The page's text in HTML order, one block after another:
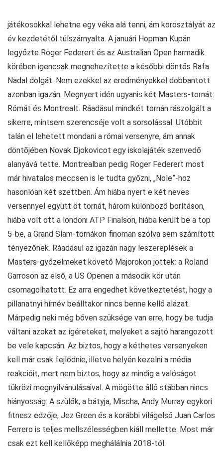
játékosokkal lehetne egy véka alá tenni, ám korosztályát az
év kezdetétől túlszárnyalta. A januári Hopman Kupán
legyőzte Roger Federert és az Australian Open harmadik
körében igencsak megnehezítette a későbbi döntős Rafa
Nadal dolgát. Nem ezekkel az eredményekkel dobbantott
azonban igazán. Megnyert idén ugyanis két Masters-tornát:
Rómát és Montrealt. Ráadásul mindkét tornán rászolgált a
sikerre, mintsem szerencséje volt a sorsolással. Utóbbit
talán el lehetett mondani a római versenyre, ám annak
döntőjében Novak Djokovicot egy iskolajáték szenvedő
alanyává tette. Montrealban pedig Roger Federert most
már hivatalos meccsen is le tudta győzni, „Nole”-hoz
hasonlóan két szettben. Ám hiába nyert e két neves
versennyel együtt öt tornát, három különböző borításon,
hiába volt ott a londoni ATP Finalson, hiába került be a top
5-be, a Grand Slam-tornákon finoman szólva sem számított
tényezőnek. Ráadásul az igazán nagy leszereplések a
Masters-győzelmeket követő Majorokon jöttek: a Roland
Garroson az első, a US Openen a második kör után
csomagolhatott. Ez arra engedhet következtetést, hogy a
pillanatnyi hírnév beálltakor nincs benne kellő alázat.
Márpedig neki még bőven szüksége van erre, hogy be tudja
váltani azokat az ígéreteket, melyeket a sajtó harangozott
be vele kapcsán. Az biztos, hogy a kéthetes versenyeken
kell már csak fejlődnie, illetve helyén kezelni a média
reakcióit, mert nem biztos, hogy az mindig a valóságot
tükrözi megnyilvánulásaival. A mögötte álló stábban nincs
hiányosság: A szülők, a bátyja, Mischa, Andy Murray egykori
fitnesz edzője, Jez Green és a korábbi világelső Juan Carlos
Ferrero is teljes mellszélességben kiáll mellette. Most már
csak ezt kell kellőképp meghálálnia 2018-tól.